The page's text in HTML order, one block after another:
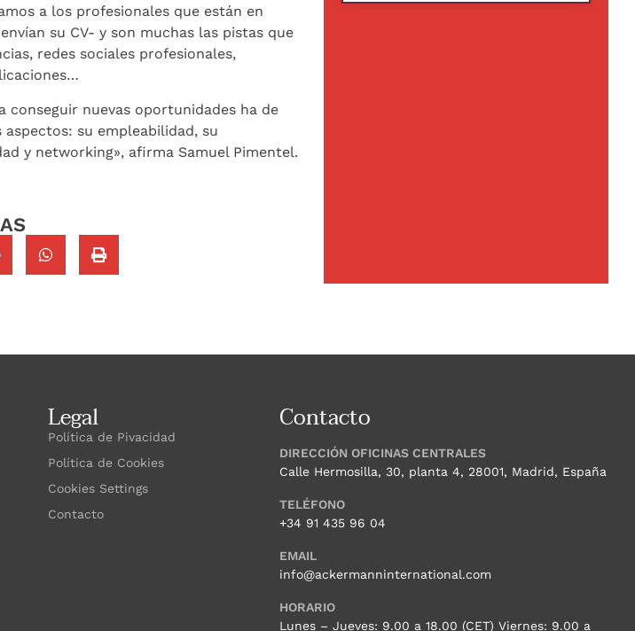
a los profesionales que están en
su CV- y son muchas las pistas que
redes sociales profesionales,
conseguir nuevas oportunidades ha de
su empleabilidad, su
y networking», afirma Samuel Pimentel.
Legal
Política de Pivacidad
Política de Cookies
Cookies Settings
Contacto
Contacto
DIRECCIÓN OFICINAS CENTRALES
Calle Hermosilla, 30, planta 4, 28001, Madrid, España
TELÉFONO
+34 91 435 96 04
EMAIL
info@ackermanninternational.com
HORARIO
Lunes – Jueves: 9.00 a 18.00 (CET) Viernes: 9.00 a